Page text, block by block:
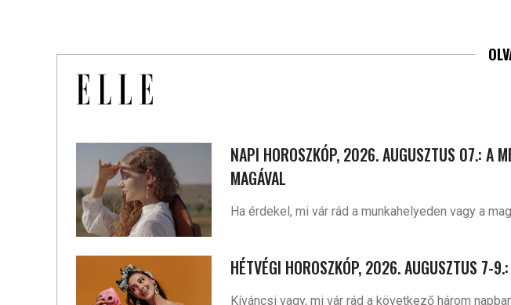
NAPI HOROSZKÓP, 2026. AUGUSZTUS 07.: A
MAGÁVAL
Ha érdekel, mi vár rád a munkahelyeden vagy a
HÉTVÉGI HOROSZKÓP, 2026. AUGUSZTUS 7-
Kíváncsi vagy, mi vár rád a következő három